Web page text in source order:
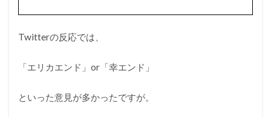
Twitterの反応では、
「エリカエンド」or「幸エンド」
といった意見が多かったですが。